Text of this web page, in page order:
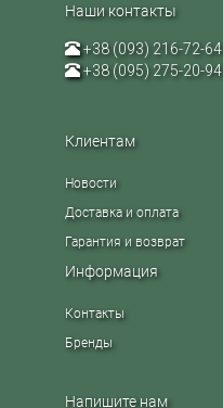
Наши контакты
+38 (093) 216-72-64
+38 (095) 275-20-94
Клиентам
Новости
Доставка и оплата
Гарантия и возврат
Информация
Контакты
Бренды
Напишите нам